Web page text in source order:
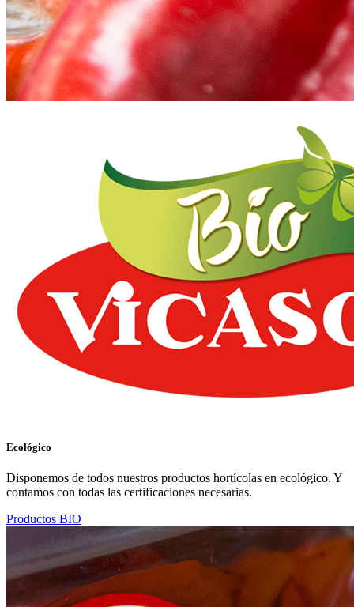
Ecológico
Disponemos de todos nuestros productos hortícolas en ecológico. Y
contamos con todas las certificaciones necesarias.
Productos BIO